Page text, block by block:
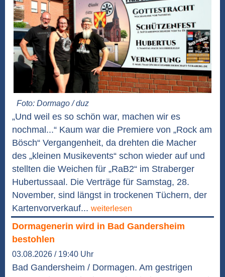
Foto: Dormago / duz
„Und weil es so schön war, machen wir es
nochmal...“ Kaum war die Premiere von „Rock am
Bösch“ Vergangenheit, da drehten die Macher
des „kleinen Musikevents“ schon wieder auf und
stellten die Weichen für „RaB2“ im Straberger
Hubertussaal. Die Verträge für Samstag, 28.
November, sind längst in trockenen Tüchern, der
Kartenvorverkauf... weiterlesen
Dormagenerin wird in Bad Gandersheim
bestohlen
03.08.2026 / 19:40 Uhr
Bad Gandersheim / Dormagen. Am gestrigen